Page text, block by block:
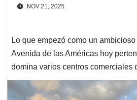
NOV 21, 2025
Lo que empezó como un
Avenida de las Américas hoy
domina varios centros comerciales